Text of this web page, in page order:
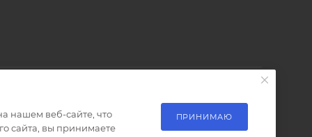
нашем веб-сайте, что
сайта, вы принимаете
ПРИНИМАЮ